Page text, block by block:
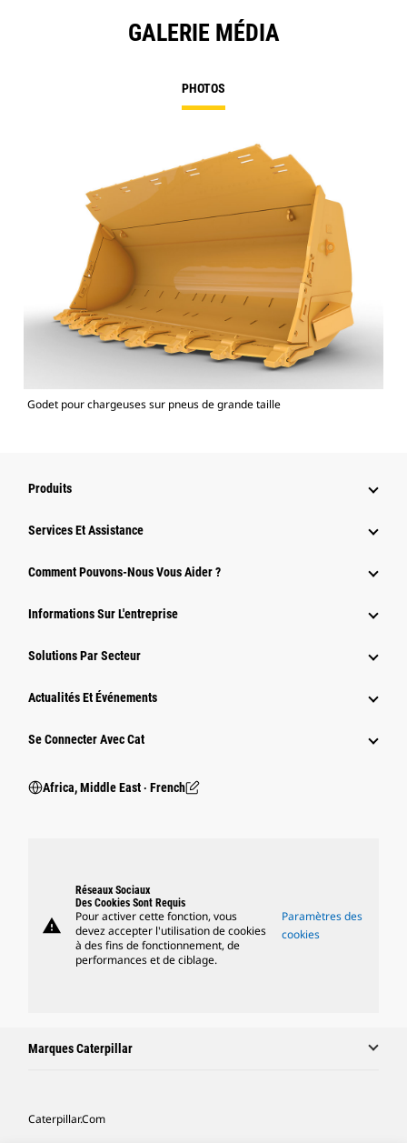
GALERIE MÉDIA
PHOTOS
Godet pour chargeuses sur pneus de grande taille
Produits
Services Et Assistance
Comment Pouvons-Nous Vous Aider ?
Informations Sur L'entreprise
Solutions Par Secteur
Actualités Et Événements
Se Connecter Avec Cat
Africa, Middle East ‧ French
warning
Réseaux Sociaux
Des Cookies Sont Requis
Pour activer cette fonction, vous
devez accepter l'utilisation de cookies
à des fins de fonctionnement, de
performances et de ciblage.
Paramètres des
cookies
Marques Caterpillar
Caterpillar.com